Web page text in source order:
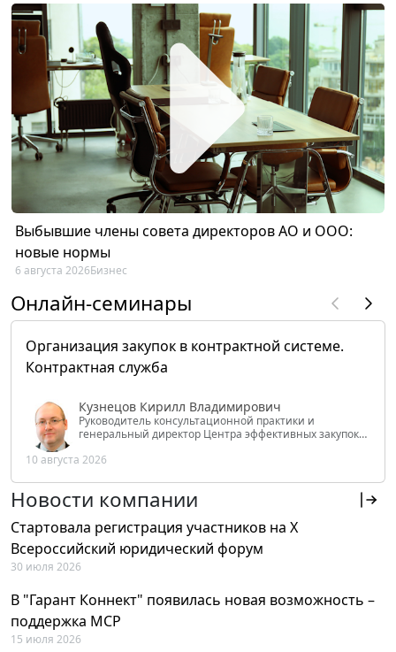
Выбывшие члены совета директоров АО и ООО:
новые нормы
6 августа 2026Бизнес
Онлайн-семинары
Организация закупок в контрактной системе.
Контрактная служба
Кузнецов Кирилл Владимирович
Руководитель консультационной практики и
генеральный директор Центра эффективных закупок
РФ
10 августа 2026
Новости компании
Стартовала регистрация участников на X
Всероссийский юридический форум
30 июля 2026
В "Гарант Коннект" появилась новая возможность –
поддержка MCP
15 июля 2026